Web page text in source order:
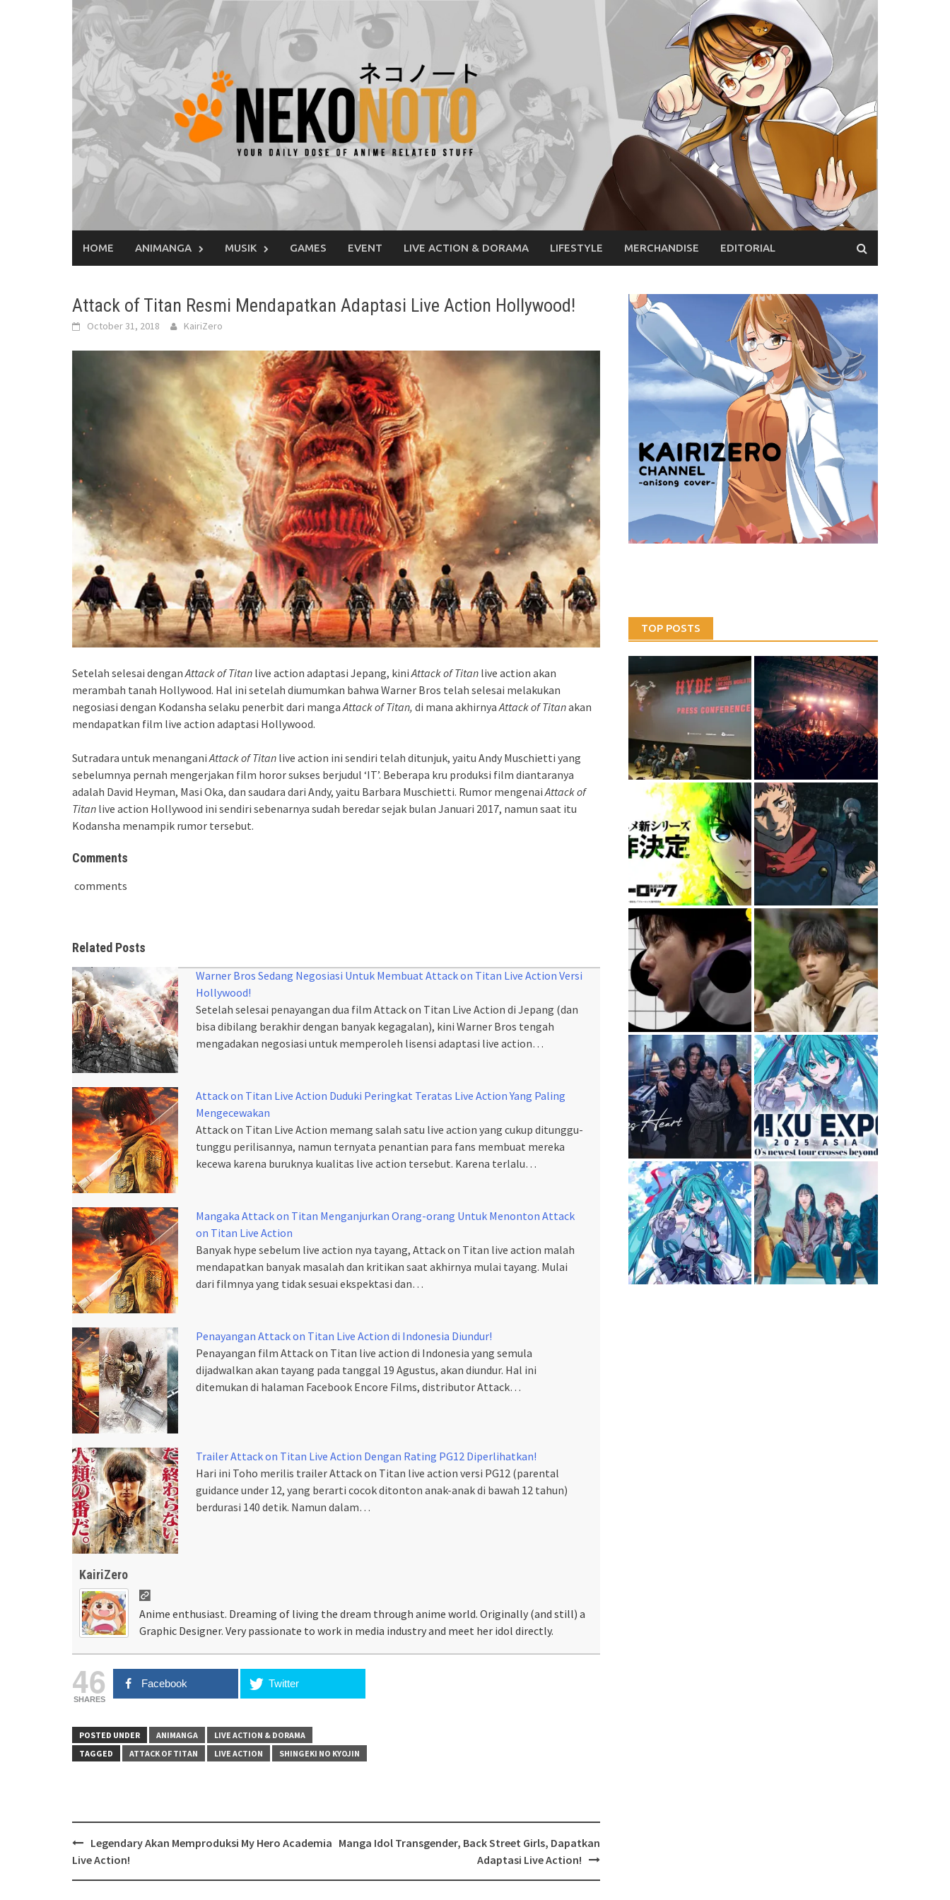
HOME ANIMANGA MUSIK GAMES EVENT LIVE ACTION & DORAMA LIFESTYLE MERCHANDISE EDITORIAL
Attack of Titan Resmi Mendapatkan Adaptasi Live Action Hollywood!
October 31, 2018 KairiZero
Setelah selesai dengan Attack of Titan live action adaptasi Jepang, kini Attack of Titan live action akan
merambah tanah Hollywood. Hal ini setelah diumumkan bahwa Warner Bros telah selesai melakukan
negosiasi dengan Kodansha selaku penerbit dari manga Attack of Titan, di mana akhirnya Attack of Titanakan
mendapatkan film live action adaptasi Hollywood.
Sutradara untuk menangani Attack of Titan live action ini sendiri telah ditunjuk, yaitu Andy Muschietti yang
sebelumnya pernah mengerjakan film horor sukses berjudul ‘IT’. Beberapa kru produksi film diantaranya
adalah David Heyman, Masi Oka, dan saudara dari Andy, yaitu Barbara Muschietti. Rumor mengenai Attack of
Titan live action Hollywood ini sendiri sebenarnya sudah beredar sejak bulan Januari 2017, namun saat itu
Kodansha menampik rumor tersebut.
Comments
comments
Related Posts
Warner Bros Sedang Negosiasi Untuk Membuat Attack on Titan Live Action Versi
Hollywood!
Setelah selesai penayangan dua film Attack on Titan Live Action di Jepang (dan
bisa dibilang berakhir dengan banyak kegagalan), kini Warner Bros tengah
mengadakan negosiasi untuk memperoleh lisensi adaptasi live action…
Attack on Titan Live Action Duduki Peringkat Teratas Live Action Yang Paling
Mengecewakan
Attack on Titan Live Action memang salah satu live action yang cukup ditunggu-
tunggu perilisannya, namun ternyata penantian para fans membuat mereka
kecewa karena buruknya kualitas live action tersebut. Karena terlalu…
Mangaka Attack on Titan Menganjurkan Orang-orang Untuk Menonton Attack
on Titan Live Action
Banyak hype sebelum live action nya tayang, Attack on Titan live action malah
mendapatkan banyak masalah dan kritikan saat akhirnya mulai tayang. Mulai
dari filmnya yang tidak sesuai ekspektasi dan…
Penayangan Attack on Titan Live Action di Indonesia Diundur!
Penayangan film Attack on Titan live action di Indonesia yang semula
dijadwalkan akan tayang pada tanggal 19 Agustus, akan diundur. Hal ini
ditemukan di halaman Facebook Encore Films, distributor Attack…
Trailer Attack on Titan Live Action Dengan Rating PG12 Diperlihatkan!
Hari ini Toho merilis trailer Attack on Titan live action versi PG12 (parental
guidance under 12, yang berarti cocok ditonton anak-anak di bawah 12 tahun)
berdurasi 140 detik. Namun dalam…
KairiZero
Anime enthusiast. Dreaming of living the dream through anime world. Originally (and still) a
Graphic Designer. Very passionate to work in media industry and meet her idol directly.
46
SHARES
Facebook Twitter
POSTED UNDER ANIMANGA
LIVE ACTION & DORAMA
TAGGED
ATTACK OF TITAN LIVE ACTION SHINGEKI NO KYOJIN
Post
navigation
Legendary Akan Memproduksi My Hero Academia
Live Action!
Manga Idol Transgender, Back Street Girls, Dapatkan
Adaptasi Live Action!
TOP POSTS